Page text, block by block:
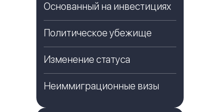
Основанный на инвестициях
Политическое убежище
Изменение статуса
Неиммиграционные визы